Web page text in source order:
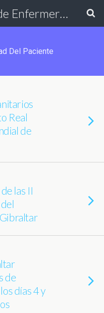
Excmo. Colegio de Enfermería de Cádiz
Del Paciente
Real
de
las II
de
días 4 y